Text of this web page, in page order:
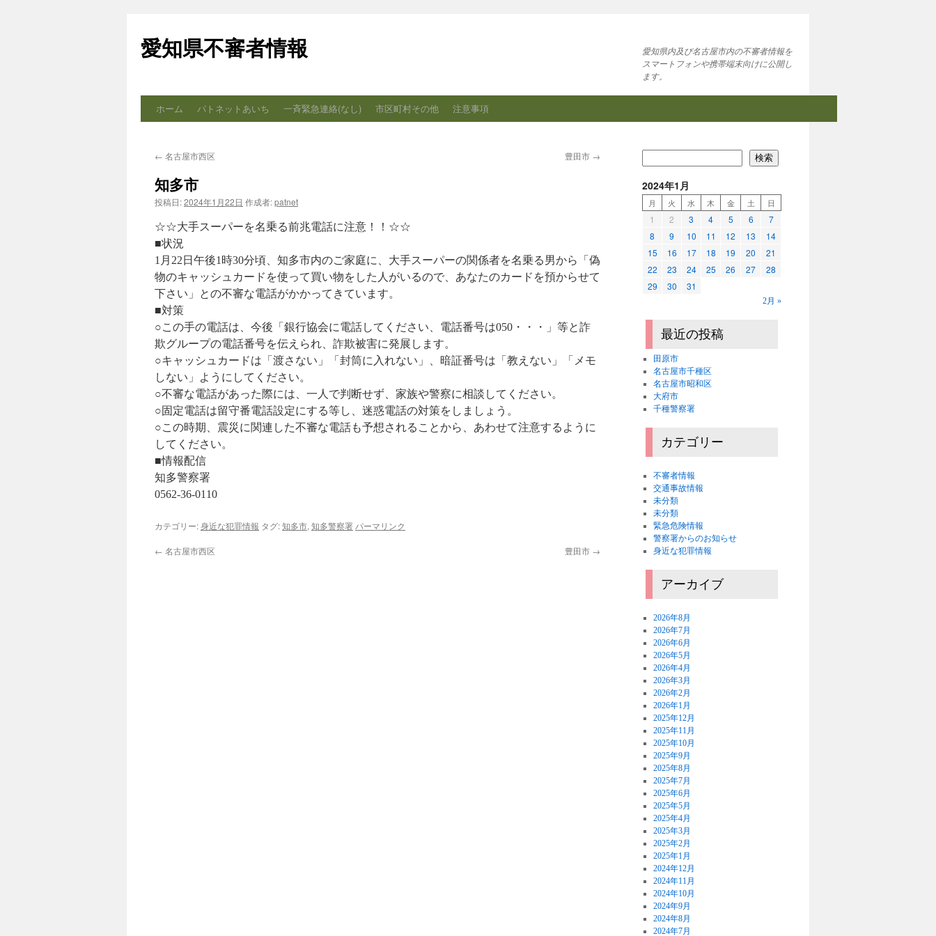
テ
ン
ス
ッ
愛知県不審者情報
愛知県内及び名古屋市内の不審者情報を
スマートフォンや携帯端末向けに公開し
ます。
ホーム パトネットあいち 一斉緊急連絡(なし) 市区町村その他 注意事項
← 名古屋市西区 豊田市 →
知多市
投稿日:2024年1月22日 作成者:patnet
☆☆大手スーパーを名乗る前兆電話に注意！！☆☆
■状況
1月22日午後1時30分頃、知多市内のご家庭に、大手スーパーの関係者を名乗る男から「偽
物のキャッシュカードを使って買い物をした人がいるので、あなたのカードを預からせて
下さい」との不審な電話がかかってきています。
■対策
○この手の電話は、今後「銀行協会に電話してください、電話番号は050・・・」等と詐
欺グループの電話番号を伝えられ、詐欺被害に発展します。
○キャッシュカードは「渡さない」「封筒に入れない」、暗証番号は「教えない」「メモ
しない」ようにしてください。
○不審な電話があった際には、一人で判断せず、家族や警察に相談してください。
○固定電話は留守番電話設定にする等し、迷惑電話の対策をしましょう。
○この時期、震災に関連した不審な電話も予想されることから、あわせて注意するように
してください。
■情報配信
知多警察署
0562-36-0110
カテゴリー:身近な犯罪情報 タグ:知多市, 知多警察署 パーマリンク
← 名古屋市西区 豊田市 →
検索
2024年1月
月 火 水 木 金 土 日
1 2 3 4 5 6
7
8
9 10 11 12 13
14
15
16 17 18 19 20
21
22
23 24 25 26 27
28
29
30 31
2月 »
最近の投稿
田原市
名古屋市千種区
名古屋市昭和区
大府市
千種警察署
カテゴリー
不審者情報
交通事故情報
未分類
未分類
緊急危険情報
警察署からのお知らせ
身近な犯罪情報
アーカイブ
2026年8月
2026年7月
2026年6月
2026年5月
2026年4月
2026年3月
2026年2月
2026年1月
2025年12月
2025年11月
2025年10月
2025年9月
2025年8月
2025年7月
2025年6月
2025年5月
2025年4月
2025年3月
2025年2月
2025年1月
2024年12月
2024年11月
2024年10月
2024年9月
2024年8月
2024年7月